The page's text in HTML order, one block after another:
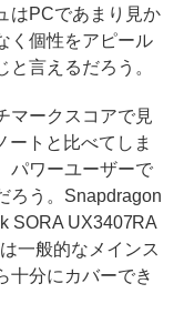
はPCであまり見か
く個性をアピール
言えるだろう。
マークスコアで見
ートと比べてしま
パワーユーザーで
ろう。Snapdragon
SORA UX3407RA
一般的なメインス
十分にカバーでき